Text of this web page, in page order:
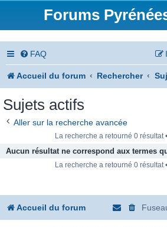
Forums
FAQ
Accueil du forum Rechercher
Sujets actifs
Aller sur la recherche avancée
La recherche a retourné 0 résultat
Aucun résultat ne correspond aux termes
La recherche a retourné 0 résultat
Accueil du forum